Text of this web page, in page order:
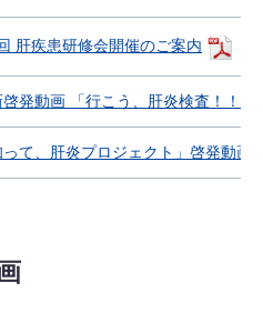
肝疾患研修会開催のご案内
啓発動画 「行こう、肝炎検査！！
って、肝炎プロジェクト」啓発動画